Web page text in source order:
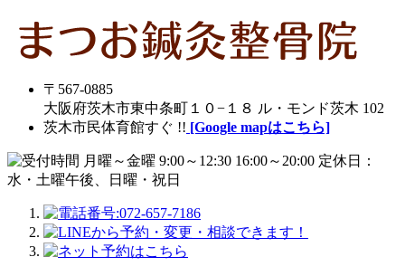
〒567-0885
大阪府茨木市東中条町１０−１８ ル・モンド茨木 102
茨木市民体育館すぐ !! [Google mapはこちら]